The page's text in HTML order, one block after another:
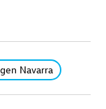
Navarra